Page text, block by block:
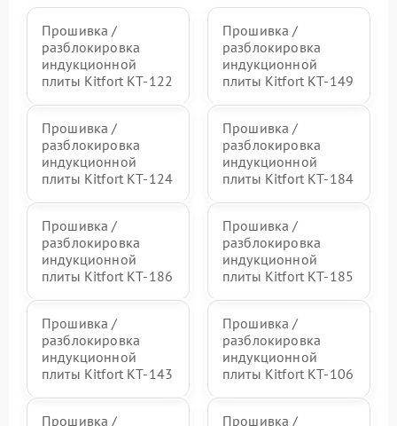
Прошивка /
разблокировка
индукционной
плиты Kitfort КТ-122
Прошивка /
разблокировка
индукционной
плиты Kitfort КТ-149
Прошивка /
разблокировка
индукционной
плиты Kitfort КТ-124
Прошивка /
разблокировка
индукционной
плиты Kitfort КТ-184
Прошивка /
разблокировка
индукционной
плиты Kitfort КТ-186
Прошивка /
разблокировка
индукционной
плиты Kitfort КТ-185
Прошивка /
разблокировка
индукционной
плиты Kitfort КТ-143
Прошивка /
разблокировка
индукционной
плиты Kitfort КТ-106
Прошивка / Прошивка /